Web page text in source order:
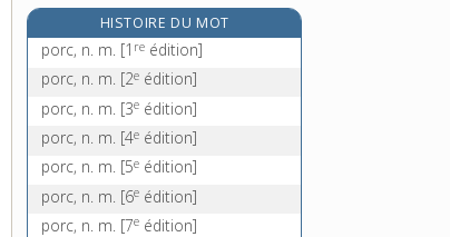
porchaison, n. f.
porche, n. m.
porcher, -ère, n.
porcherie, n. f.
HISTOIRE DU MOT
porc, n. m. [1 re édition]
porc, n. m. [2e édition]
porc, n. m. [3e édition]
porc, n. m. [4e édition]
porc, n. m. [5e édition]
porc, n. m. [6e édition]
porc, n. m. [7e édition]